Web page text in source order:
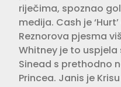
riječima, spoznao
medija. Cash je
Reznorova pjesma
Whitney je to uspjela
Sinead s prethodno
Princea. Janis je